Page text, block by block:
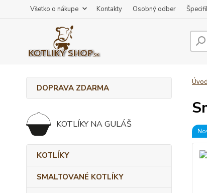
Všetko o nákupe Kontakty Osobný odber
DOPRAVA ZDARMA
KOTLÍKY NA GULÁŠ
KOTLÍKY
SMALTOVANÉ KOTLÍKY
Úvod